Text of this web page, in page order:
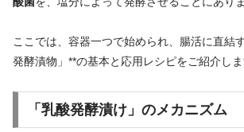
ここでは、容器一つで始められ、腸活に直結
発酵漬物」**の基本と応用レシピをご紹介しま
「乳酸発酵漬け」のメカニズム